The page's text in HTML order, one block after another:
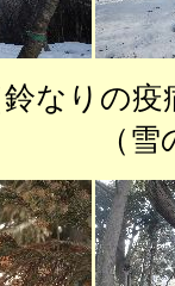
の疫
（雪の